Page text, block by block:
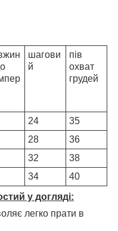
шагови
й
пів
охват
грудей
24
35
28
36
32
38
34
40
у догляді:
легко прати в